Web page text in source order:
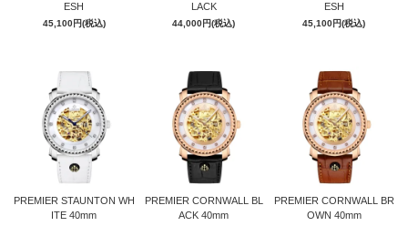
ESH
45,100円(税込)
LACK
44,000円(税込)
ESH
45,100円(税込)
PREMIER STAUNTON WH
ITE 40mm
PREMIER CORNWALL BL
ACK 40mm
PREMIER CORNWALL BR
OWN 40mm